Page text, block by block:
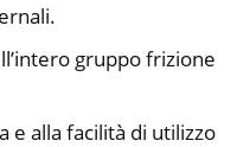
gruppo frizione
e alla facilità di utilizzo